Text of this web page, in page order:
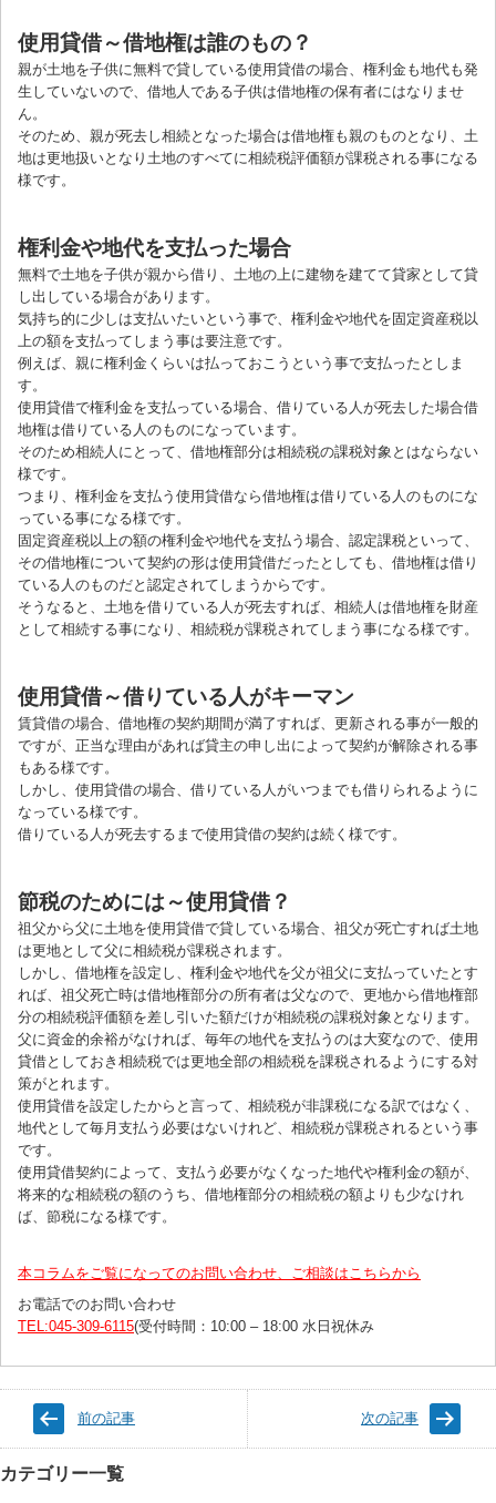
使用貸借～借地権は誰のもの？
親が土地を子供に無料で貸している使用貸借の場合、権利金も地代も発
生していないので、借地人である子供は借地権の保有者にはなりませ
ん。
そのため、親が死去し相続となった場合は借地権も親のものとなり、土
地は更地扱いとなり土地のすべてに相続税評価額が課税される事になる
様です。
権利金や地代を支払った場合
無料で土地を子供が親から借り、土地の上に建物を建てて貸家として貸
し出している場合があります。
気持ち的に少しは支払いたいという事で、権利金や地代を固定資産税以
上の額を支払ってしまう事は要注意です。
例えば、親に権利金くらいは払っておこうという事で支払ったとしま
す。
使用貸借で権利金を支払っている場合、借りている人が死去した場合借
地権は借りている人のものになっています。
そのため相続人にとって、借地権部分は相続税の課税対象とはならない
様です。
つまり、権利金を支払う使用貸借なら借地権は借りている人のものにな
っている事になる様です。
固定資産税以上の額の権利金や地代を支払う場合、認定課税といって、
その借地権について契約の形は使用貸借だったとしても、借地権は借り
ている人のものだと認定されてしまうからです。
そうなると、土地を借りている人が死去すれば、相続人は借地権を財産
として相続する事になり、相続税が課税されてしまう事になる様です。
使用貸借～借りている人がキーマン
賃貸借の場合、借地権の契約期間が満了すれば、更新される事が一般的
ですが、正当な理由があれば貸主の申し出によって契約が解除される事
もある様です。
しかし、使用貸借の場合、借りている人がいつまでも借りられるように
なっている様です。
借りている人が死去するまで使用貸借の契約は続く様です。
節税のためには～使用貸借？
祖父から父に土地を使用貸借で貸している場合、祖父が死亡すれば土地
は更地として父に相続税が課税されます。
しかし、借地権を設定し、権利金や地代を父が祖父に支払っていたとす
れば、祖父死亡時は借地権部分の所有者は父なので、更地から借地権部
分の相続税評価額を差し引いた額だけが相続税の課税対象となります。
父に資金的余裕がなければ、毎年の地代を支払うのは大変なので、使用
貸借としておき相続税では更地全部の相続税を課税されるようにする対
策がとれます。
使用貸借を設定したからと言って、相続税が非課税になる訳ではなく、
地代として毎月支払う必要はないけれど、相続税が課税されるという事
です。
使用貸借契約によって、支払う必要がなくなった地代や権利金の額が、
将来的な相続税の額のうち、借地権部分の相続税の額よりも少なけれ
ば、節税になる様です。
本コラムをご覧になってのお問い合わせ、ご相談はこちらから
お電話でのお問い合わせ
TEL:045-309-6115(受付時間：10:00 – 18:00 水日祝休み
前の記事 次の記事
カテゴリー一覧